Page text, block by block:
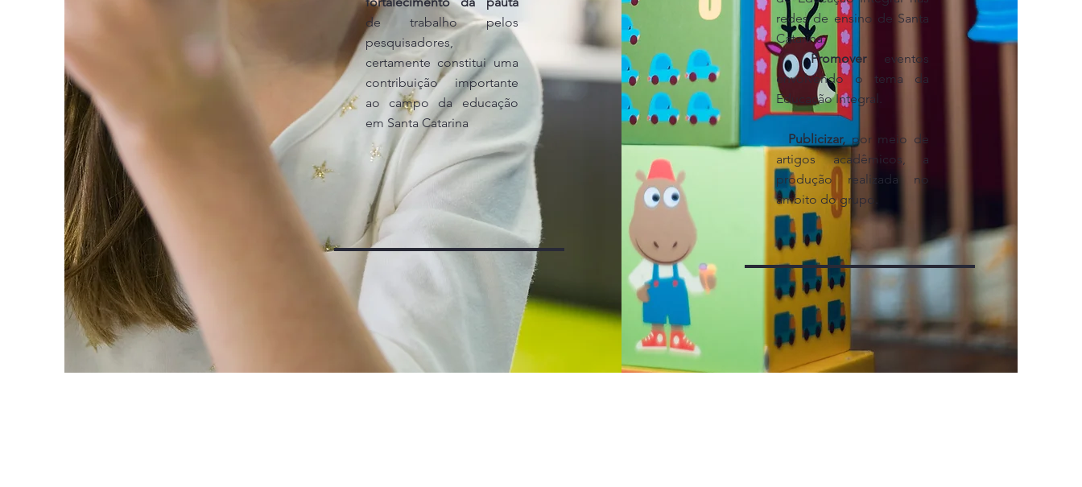
de trabalho pelos
pesquisadores,
certamente constitui uma
contribuição importante
ao campo da educação
em Santa Catarina
redes de ensino de Santa
Catarina.
Promovereventos
envolvendo o tema da
Educação Integral.
Publicizar, por meio de
artigos acadêmicos, a
produção realizada no
âmbito do grupo.